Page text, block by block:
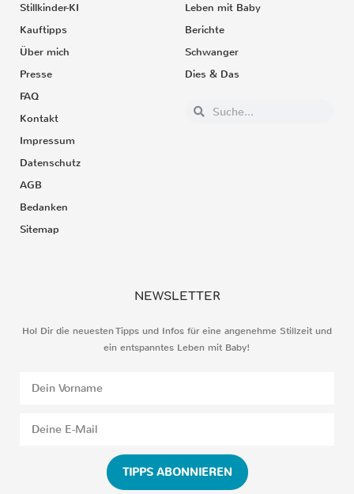
Stillkinder-KI
Kauftipps
Über mich
Presse
FAQ
Kontakt
Impressum
Datenschutz
AGB
Bedanken
Sitemap
Leben mit Baby
Berichte
Schwanger
Dies & Das
NEWSLETTER
Hol Dir die neuesten Tipps und Infos für eine angenehme Stillzeit und
ein entspanntes Leben mit Baby!
TIPPS ABONNIEREN